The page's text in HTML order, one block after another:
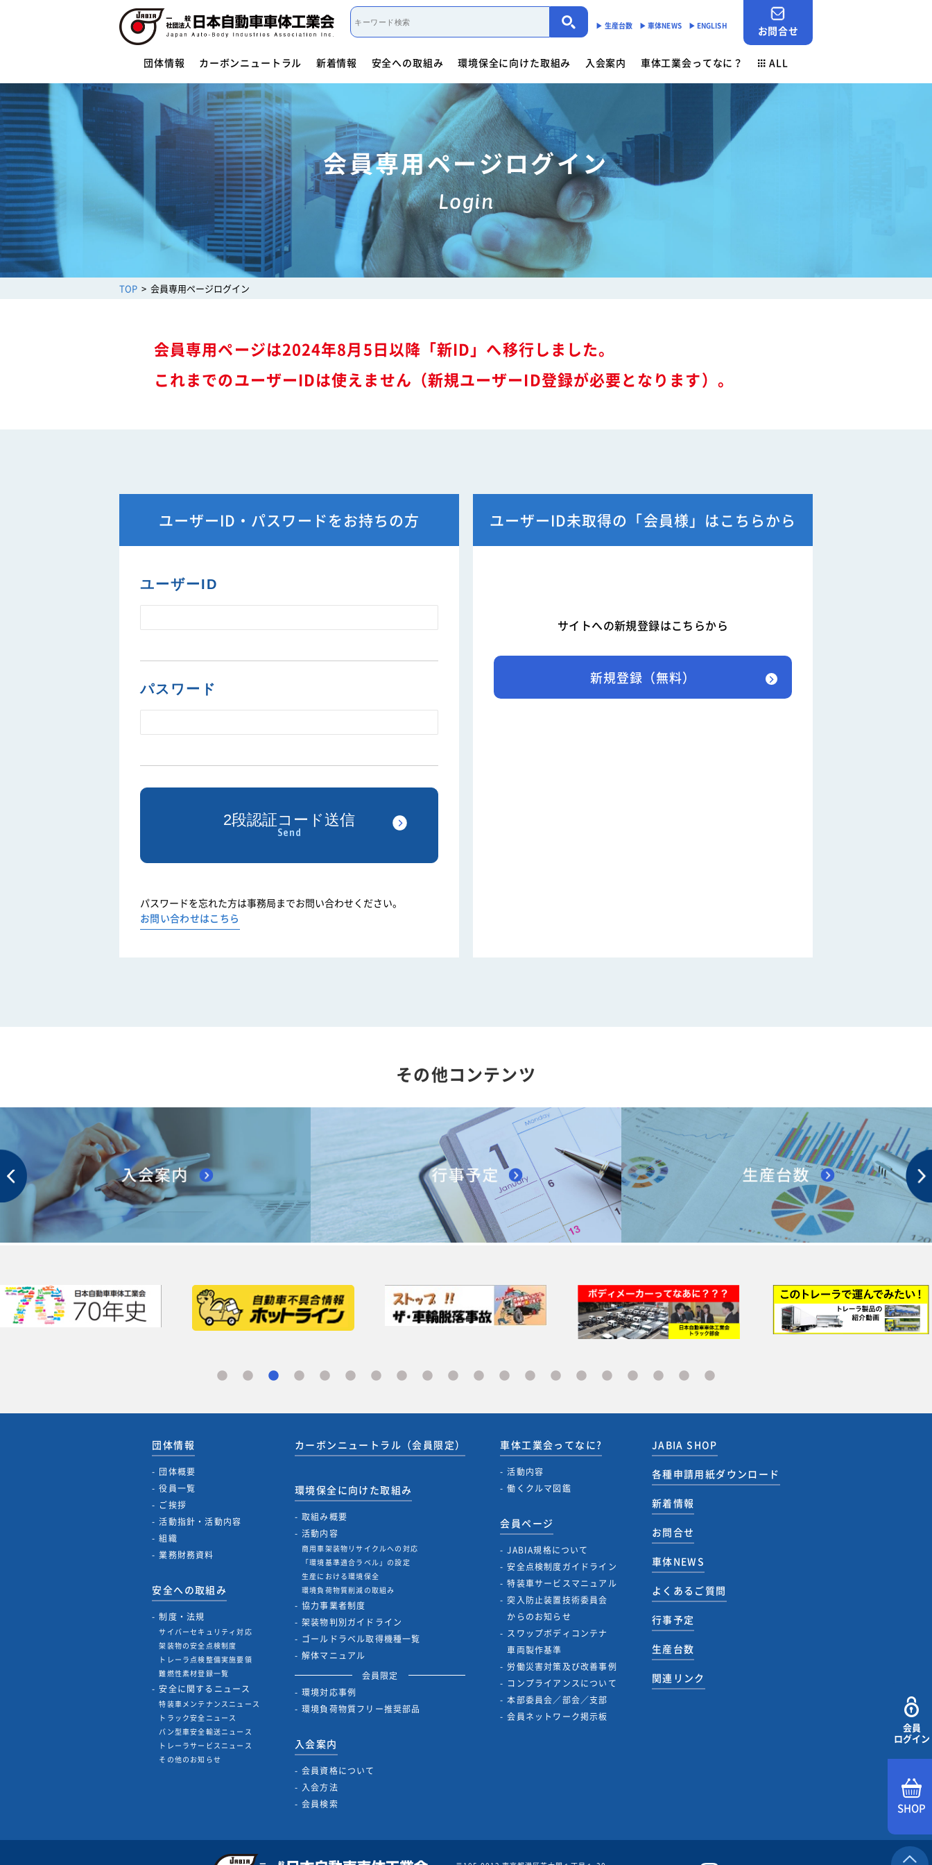
▶︎ 生産台数 ▶︎ 車体NEWS ▶︎ ENGLISH お問合せ
団体情報
団体概要 役員一覧
活動指針・活動内容
組織 業務財務資料
カーボンニュートラル 新着情報 安全への取組み
- サイバーセキュリティー対応
- 架装物の安全点検制度
- トレーラ点検整備実施要領
- 難燃物性素材登録一覧
安全に関するニュース
- 特装車メンテナンスニュース
- トラック安全ニュース
- バン型車安全輸送ニュース
- トレーラサービスニュース
- その他のお知らせ
環境保全に向けた取組み
協力事業者制度
活動内容
- 商用車架装物リサイクルへの対応
- 「環境基準適合ラベル」の設定
- 生産における環境保全
- 環境負荷物質削減の取組み
解体マニュアル一覧 架装物判別ガイドライン ゴールドラベル取得機種一覧
会員限定 環境対応事例 環境負荷物質フリー推奨部品
入会案内
会員資格について 入会方法 会員検索
車体工業会ってなに？
活動内容 働くクルマ図鑑
ALL
団体情報
団体概要
役員一覧
ご挨拶
活動指針・活動内容
業務財務資料
安全への取組み
制度・法規
サイバーセキュリティー対応
架装物の安全点検制度
特装車メンテナンスニュース
バン型車安全輸送ニュース
カーボンニュートラル（会員限定）
環境保全に向けた取組み
取組み概要
活動内容
商用車架装物リサイクルへの対応
「環境基準適合ラベル」の設定
生産における環境保全
環境負荷物質削減の取組み
協力事業者制度
架装物判別ガイドライン
環境対応事例
環境負荷物質フリー推奨部品
入会案内
会員資格について
入会方法
会員検索
車体工業会ってなに?
活動内容
働くクルマ図鑑
会員ページ
からのお知らせ
車両製作基準
各種申請用紙ダウンロード
お問合せ
会員専用ページログイン
Login
TOP 会員専用ページログイン
会員専用ページは2024年8月5日以降「新ID」へ移行しました。
これまでのユーザーIDは使えません（新規ユーザーID登録が必要となります）。
ユーザーID・パスワードをお持ちの方
ユーザーID
パスワード
パスワードを忘れた方は事務局までお問い合わせください。
お問い合わせはこちら
ユーザーID未取得の「会員様」はこちらから
サイトへの新規登録はこちらから
新規登録（無料）
会員
ログイン
SHOP
その他コンテンツ
団体情報
団体概要
役員一覧
ご挨拶
活動指針・活動内容
組織
業務財務資料
安全への取組み
制度・法規
サイバーセキュリティ対応
架装物の安全点検制度
トレーラ点検整備実施要領
難燃性素材登録一覧
安全に関するニュース
特装車メンテナンスニュース
トラック安全ニュース
バン型車安全輸送ニュース
トレーラサービスニュース
その他のお知らせ
カーボンニュートラル（会員限定）
環境保全に向けた取組み
取組み概要
活動内容
商用車架装物リサイクルへの対応
「環境基準適合ラベル」の設定
生産における環境保全
環境負荷物質削減の取組み
協力事業者制度
架装物判別ガイドライン
ゴールドラベル取得機種一覧
解体マニュアル
会員限定
環境対応事例
環境負荷物質フリー推奨部品
入会案内
会員資格について
入会方法
会員検索
車体工業会ってなに?
活動内容
働くクルマ図鑑
会員ページ
JABIA規格について
安全点検制度ガイドライン
特装車サービスマニュアル
突入防止装置技術委員会
からのお知らせ
スワップボディコンテナ
車両製作基準
労働災害対策及び改善事例
コンプライアンスについて
本部委員会／部会／支部
会員ネットワーク掲示板
JABIA SHOP
各種申請用紙ダウンロード
新着情報
お問合せ
車体NEWS
よくあるご質問
行事予定
生産台数
関連リンク